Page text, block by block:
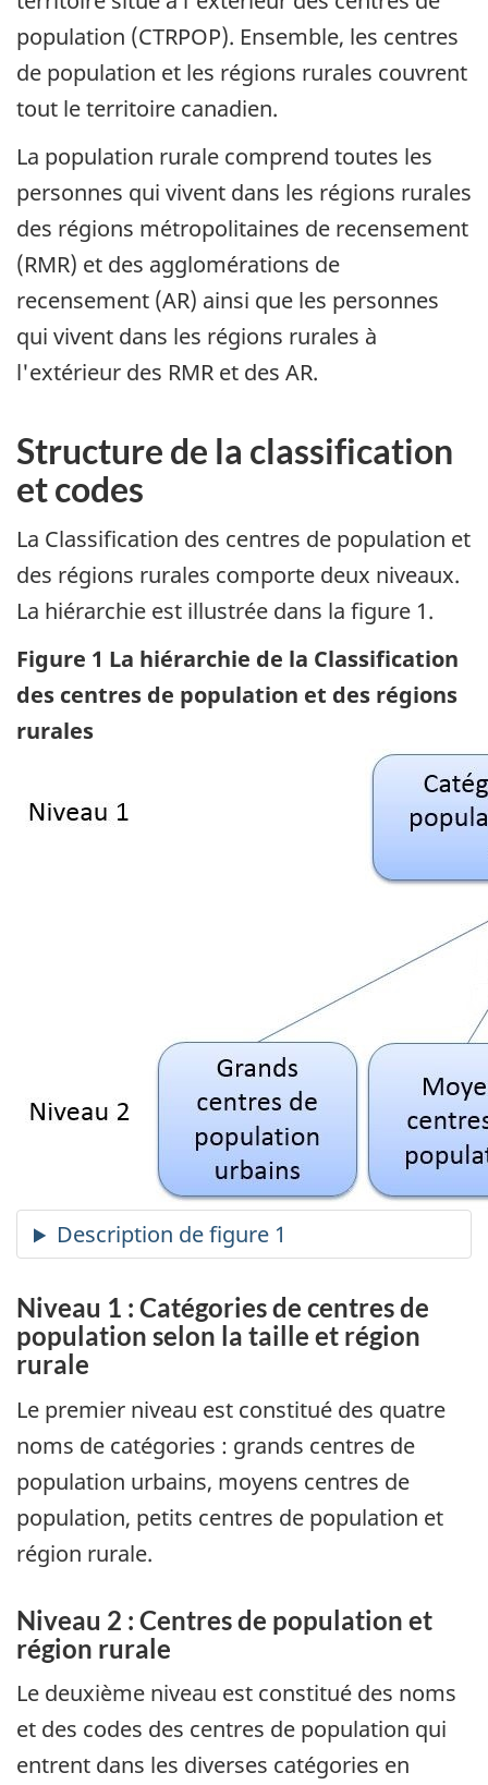
population (CTRPOP). Ensemble, les centres
de population et les régions rurales couvrent
tout le territoire canadien.
La population rurale comprend toutes les
personnes qui vivent dans les régions rurales
des régions métropolitaines de recensement
(RMR) et des agglomérations de
recensement (AR) ainsi que les personnes
qui vivent dans les régions rurales à
l'extérieur des RMR et des AR.
Structure de la classification
et codes
La Classification des centres de population et
des régions rurales comporte deux niveaux.
La hiérarchie est illustrée dans la figure 1.
Figure 1 La hiérarchie de la Classification
des centres de population et des régions
rurales
Niveau 1 : Catégories de centres de
population selon la taille et région
rurale
Le premier niveau est constitué des quatre
noms de catégories : grands centres de
population urbains, moyens centres de
population, petits centres de population et
région rurale.
Niveau 2 : Centres de population et
région rurale
Le deuxième niveau est constitué des noms
et des codes des centres de population qui
entrent dans les diverses catégories en